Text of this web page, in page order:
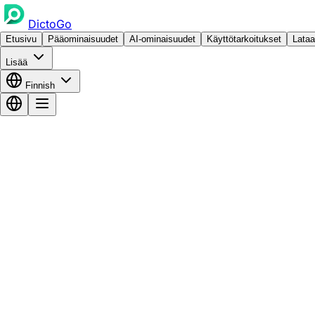
DictoGo
Etusivu Pääominaisuudet AI-ominaisuudet Käyttötarkoitukset Lataa
Lisää
Finnish